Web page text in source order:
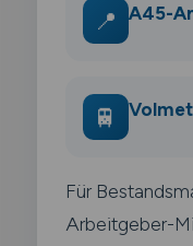
📍 A45-
🚆
Für
Arbeitgeber-